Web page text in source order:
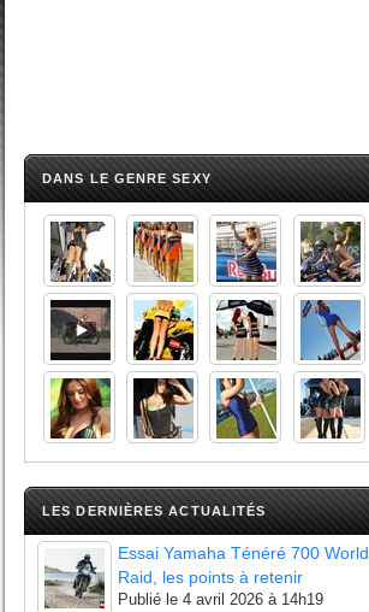
DANS LE GENRE SEXY
LES DERNIÈRES ACTUALITÉS
Essai Yamaha Ténéré 700 World
Raid, les points à retenir
Publié le 4 avril 2026 à 14h19